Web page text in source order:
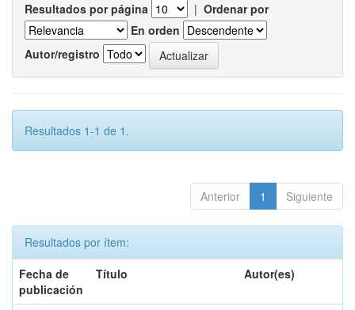
Resultados por página | Ordenar por
En orden
Autor/registro
Resultados 1-1 de 1.
Anterior 1 Siguiente
Resultados por ítem:
Fecha de
publicación
Título Autor(es)